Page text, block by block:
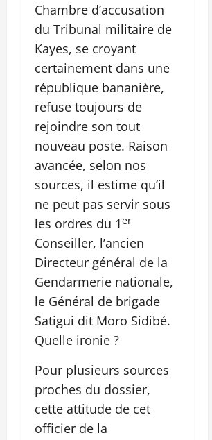
Chambre d’accusation
du Tribunal militaire de
Kayes, se croyant
certainement dans une
république bananière,
refuse toujours de
rejoindre son tout
nouveau poste. Raison
avancée, selon nos
sources, il estime qu’il
ne peut pas servir sous
les ordres du 1er
Conseiller, l’ancien
Directeur général de la
Gendarmerie nationale,
le Général de brigade
Satigui dit Moro Sidibé.
Quelle ironie ?
Pour plusieurs sources
proches du dossier,
cette attitude de cet
officier de la